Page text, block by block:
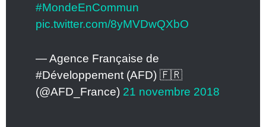
#MondeEnCommun
pic.twitter.com/8yMVDwQXbO
— Agence Française de
#Développement (AFD) 🇫🇷
(@AFD_France) 21 novembre 2018